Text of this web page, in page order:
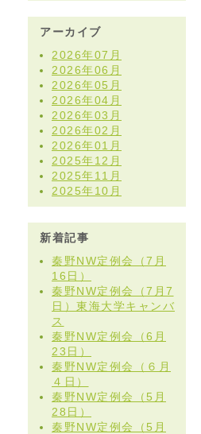
アーカイブ
2026年07月
2026年06月
2026年05月
2026年04月
2026年03月
2026年02月
2026年01月
2025年12月
2025年11月
2025年10月
新着記事
秦野NW定例会（7月
16日）
秦野NW定例会（7月7
日）東海大学キャンバ
ス
秦野NW定例会（6月
23日）
秦野NW定例会（６月
４日）
秦野NW定例会（5月
28日）
秦野NW定例会（5月